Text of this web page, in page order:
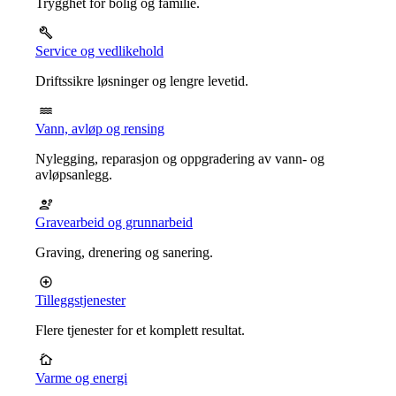
Service og vedlikehold
Driftssikre løsninger og lengre levetid.
Vann, avløp og rensing
Nylegging, reparasjon og oppgradering av vann- og
avløpsanlegg.
Gravearbeid og grunnarbeid
Graving, drenering og sanering.
Tilleggstjenester
Flere tjenester for et komplett resultat.
Varme og energi